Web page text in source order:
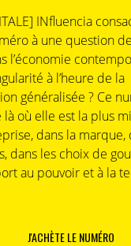
INfluencia
à une question
l’économie
à l’heure de la
généralisée ? Ce
où elle est la plus
dans la marque,
dans les choix de
au pouvoir et à la
J'ACHÈTE LE NUMÉRO